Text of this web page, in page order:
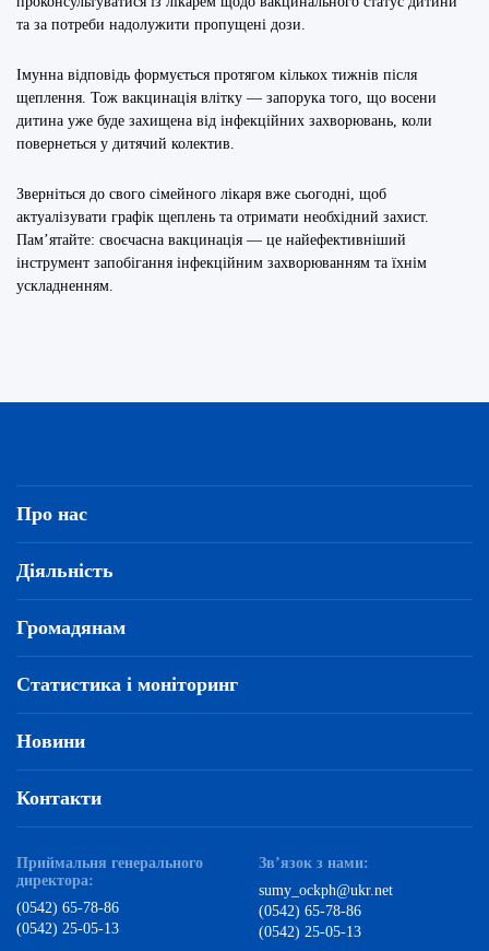
та за потреби надолужити пропущені дози.
Імунна відповідь формується протягом кількох тижнів після
щеплення. Тож вакцинація влітку — запорука того, що восени
дитина уже буде захищена від інфекційних захворювань, коли
повернеться у дитячий колектив.
Зверніться до свого сімейного лікаря вже сьогодні, щоб
актуалізувати графік щеплень та отримати необхідний захист.
Пам’ятайте: своєчасна вакцинація — це найефективніший
інструмент запобігання інфекційним захворюванням та їхнім
ускладненням.
Про нас
Діяльність
Громадянам
Статистика і моніторинг
Новини
Контакти
Приймальня генерального
директора:
(0542) 65-78-86
(0542) 25-05-13
Зв’язок з нами:
sumy_ockph@ukr.net
(0542) 65-78-86
(0542) 25-05-13